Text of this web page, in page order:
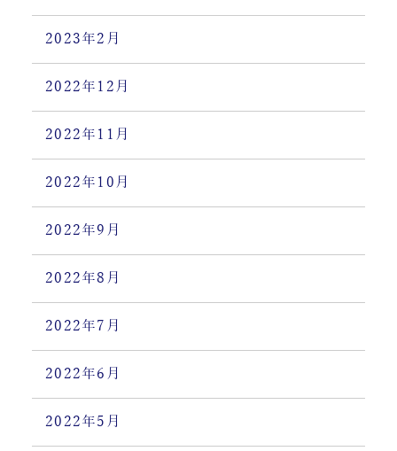
2023年2月
2022年12月
2022年11月
2022年10月
2022年9月
2022年8月
2022年7月
2022年6月
2022年5月